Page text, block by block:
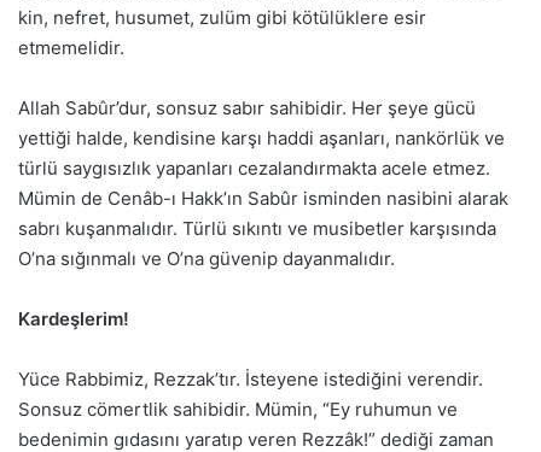
kin, nefret, husumet, zulüm gibi kötülüklere esir
etmemelidir.
Allah Sabûr’dur, sonsuz sabır sahibidir. Her şeye gücü
yettiği halde, kendisine karşı haddi aşanları, nankörlük ve
türlü saygısızlık yapanları cezalandırmakta acele etmez.
Mümin de Cenâb-ı Hakk’ın Sabûr isminden nasibini alarak
sabrı kuşanmalıdır. Türlü sıkıntı ve musibetler karşısında
O’na sığınmalı ve O’na güvenip dayanmalıdır.
Kardeşlerim!
Yüce Rabbimiz, Rezzak’tır. İsteyene istediğini verendir.
Sonsuz cömertlik sahibidir. Mümin, “Ey ruhumun ve
bedenimin gıdasını yaratıp veren Rezzâk!” dediği zaman